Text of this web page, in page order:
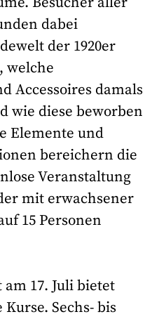
dabei
der 1920er
welche
Accessoires damals
wie diese beworben
Elemente und
bereichern die
Veranstaltung
mit erwachsener
15 Personen
17. Juli bietet
Sechs- bis